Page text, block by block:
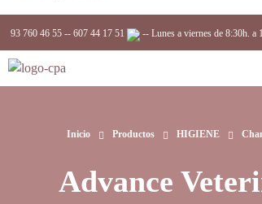
93 760 46 55 -- 607 44 17 51 -- Lunes a viernes de 8:30h. a
Complements Petits Animals, S.L.
Inicio Productos HIGIENE
Advance